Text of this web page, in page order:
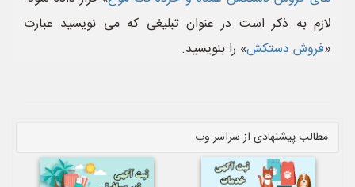
لازم به ذکر است در عنوان تبلیغی که می نویسید عبارت
«فروش دستکش» را بنویسید.
مطالب پیشنهادی از سراسر وب